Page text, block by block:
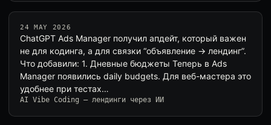
24 MAY 2026
ChatGPT Ads Manager получил апдейт, который важен
не для кодинга, а для связки “объявление → лендинг”.
Что добавили: 1. Дневные бюджеты Теперь в Ads
Manager появились daily budgets. Для веб-мастера это
удобнее при тестах…
AI Vibe Coding — лендинги через ИИ